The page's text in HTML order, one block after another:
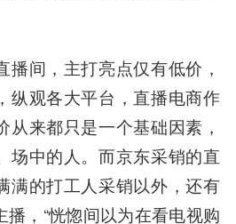
播间，主打亮点仅有低价，
纵观各大平台，直播电商作
从来都只是一个基础因素，
场中的人。而京东采销的直
满的打工人采销以外，还有
，“恍惚间以为在看电视购